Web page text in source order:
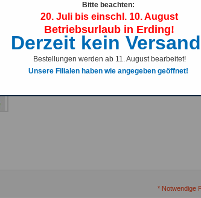
Farbpalette zum änder wenn man eine neue Farbe
* Notwendige
Bitte beachten:
20. Juli bis einschl. 10. August
Betriebsurlaub in Erding!
Derzeit kein
Bestellungen werden ab 11. August bearbeitet!
Unsere Filialen haben wie angegeben geöffnet!